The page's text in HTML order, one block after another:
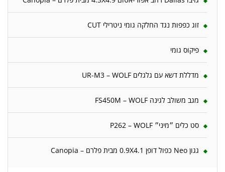
זוג כפפות נגד החלקה גומי ניטרילי CUT
פיקוס גומי
מדללת דשא עם גלגלים UR-M3 – WOLF
מגב משולב לגינה FS450M – WOLF
סט כלים ״מיני״ P262 – WOLF
גגון Neo כפול דופן 0.9X4.1 מבית פלרם – Canopia